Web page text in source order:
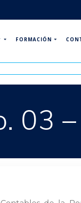
FORMACIÓN
03